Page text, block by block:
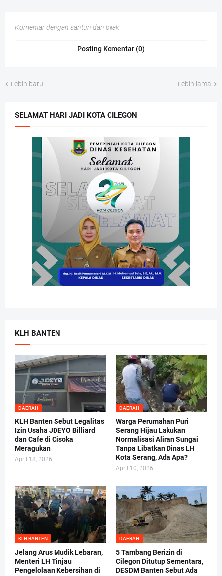
Komentar dengan santun dan bijak
Posting Komentar (0)
Lebih baru Lebih lama
SELAMAT HARI JADI KOTA CILEGON
KLH BANTEN
DAERAH
KLH Banten Sebut Legalitas
Izin Usaha JDEYO Billiard
dan Cafe di Cisoka
Meragukan
April 18, 2026
DAERAH
Warga Perumahan Puri
Serang Hijau Lakukan
Normalisasi Aliran Sungai
Tanpa Libatkan Dinas LH
Kota Serang, Ada Apa?
April 10, 2026
KLH BANTEN
Jelang Arus Mudik Lebaran,
Menteri LH Tinjau
Pengelolaan Kebersihan di
DAERAH
5 Tambang Berizin di
Cilegon Ditutup Sementara,
DESDM Banten Sebut Ada